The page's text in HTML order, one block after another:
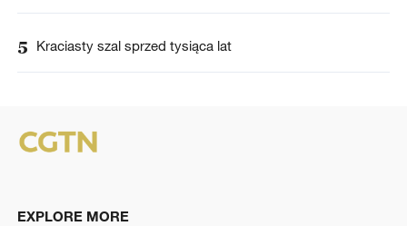
5 Kraciasty szal sprzed tysiąca lat
EXPLORE MORE